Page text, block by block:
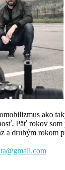
ako
Päť rokov som
a druhým rokom